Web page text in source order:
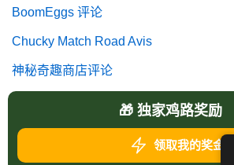
BoomEggs 评论
Chucky Match Road Avis
神秘奇趣商店评论
🎁 独家鸡路奖励
领取我的奖金